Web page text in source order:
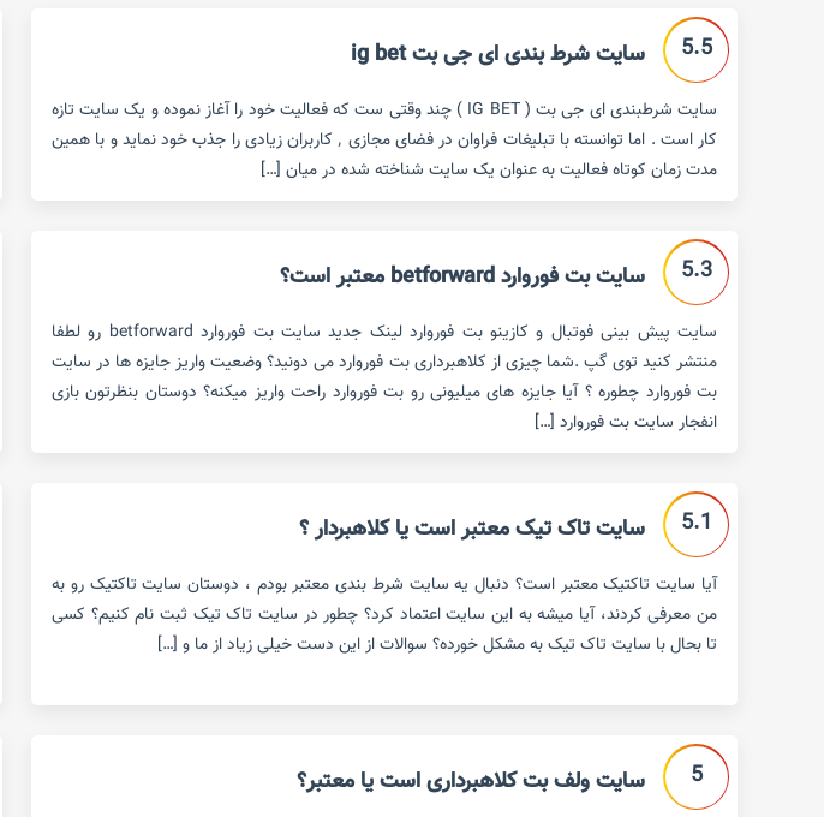
5.5 سایت شرط بندی ای جی بت ig bet
سایت شرطبندی ای جی بت ( IG BET ) چند وقتی ست که فعالیت خود را آغاز نموده و یک سایت تازه
کار است . اما توانسته با تبلیغات فراوان در فضای مجازی ٬ کاربران زیادی را جذب خود نماید و با همین
مدت زمان کوتاه فعالیت به عنوان یک سایت شناخته شده در میان […]
5.3 سایت بت فوروارد betforward معتبر است؟
سایت پیش بینی فوتبال و کازینو بت فوروارد لینک جدید سایت بت فوروارد betforward رو لطفا
منتشر کنید توی گپ .شما چیزی از کلاهبرداری بت فوروارد می دونید؟ وضعیت واریز جایزه ها در سایت
بت فوروارد چطوره ؟ آیا جایزه های میلیونی رو بت فوروارد راحت واریز میکنه؟ دوستان بنظرتون بازی
انفجار سایت بت فوروارد […]
5.1 سایت تاک تیک معتبر است یا کلاهبردار ؟
آیا سایت تاکتیک معتبر است؟ دنبال یه سایت شرط بندی معتبر بودم ، دوستان سایت تاکتیک رو به
من معرفی کردند، آیا میشه به این سایت اعتماد کرد؟ چطور در سایت تاک تیک ثبت نام کنیم؟ کسی
تا بحال با سایت تاک تیک به مشکل خورده؟ سوالات از این دست خیلی زیاد از ما و […]
5 سایت ولف بت کلاهبرداری است یا معتبر؟